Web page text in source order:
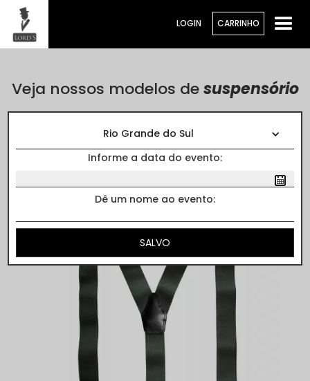
LOGIN CARRINHO
Rio Grande do Sul
Informe a data do evento:
Dê um nome ao evento:
Veja nossos modelos desuspensório
Cores